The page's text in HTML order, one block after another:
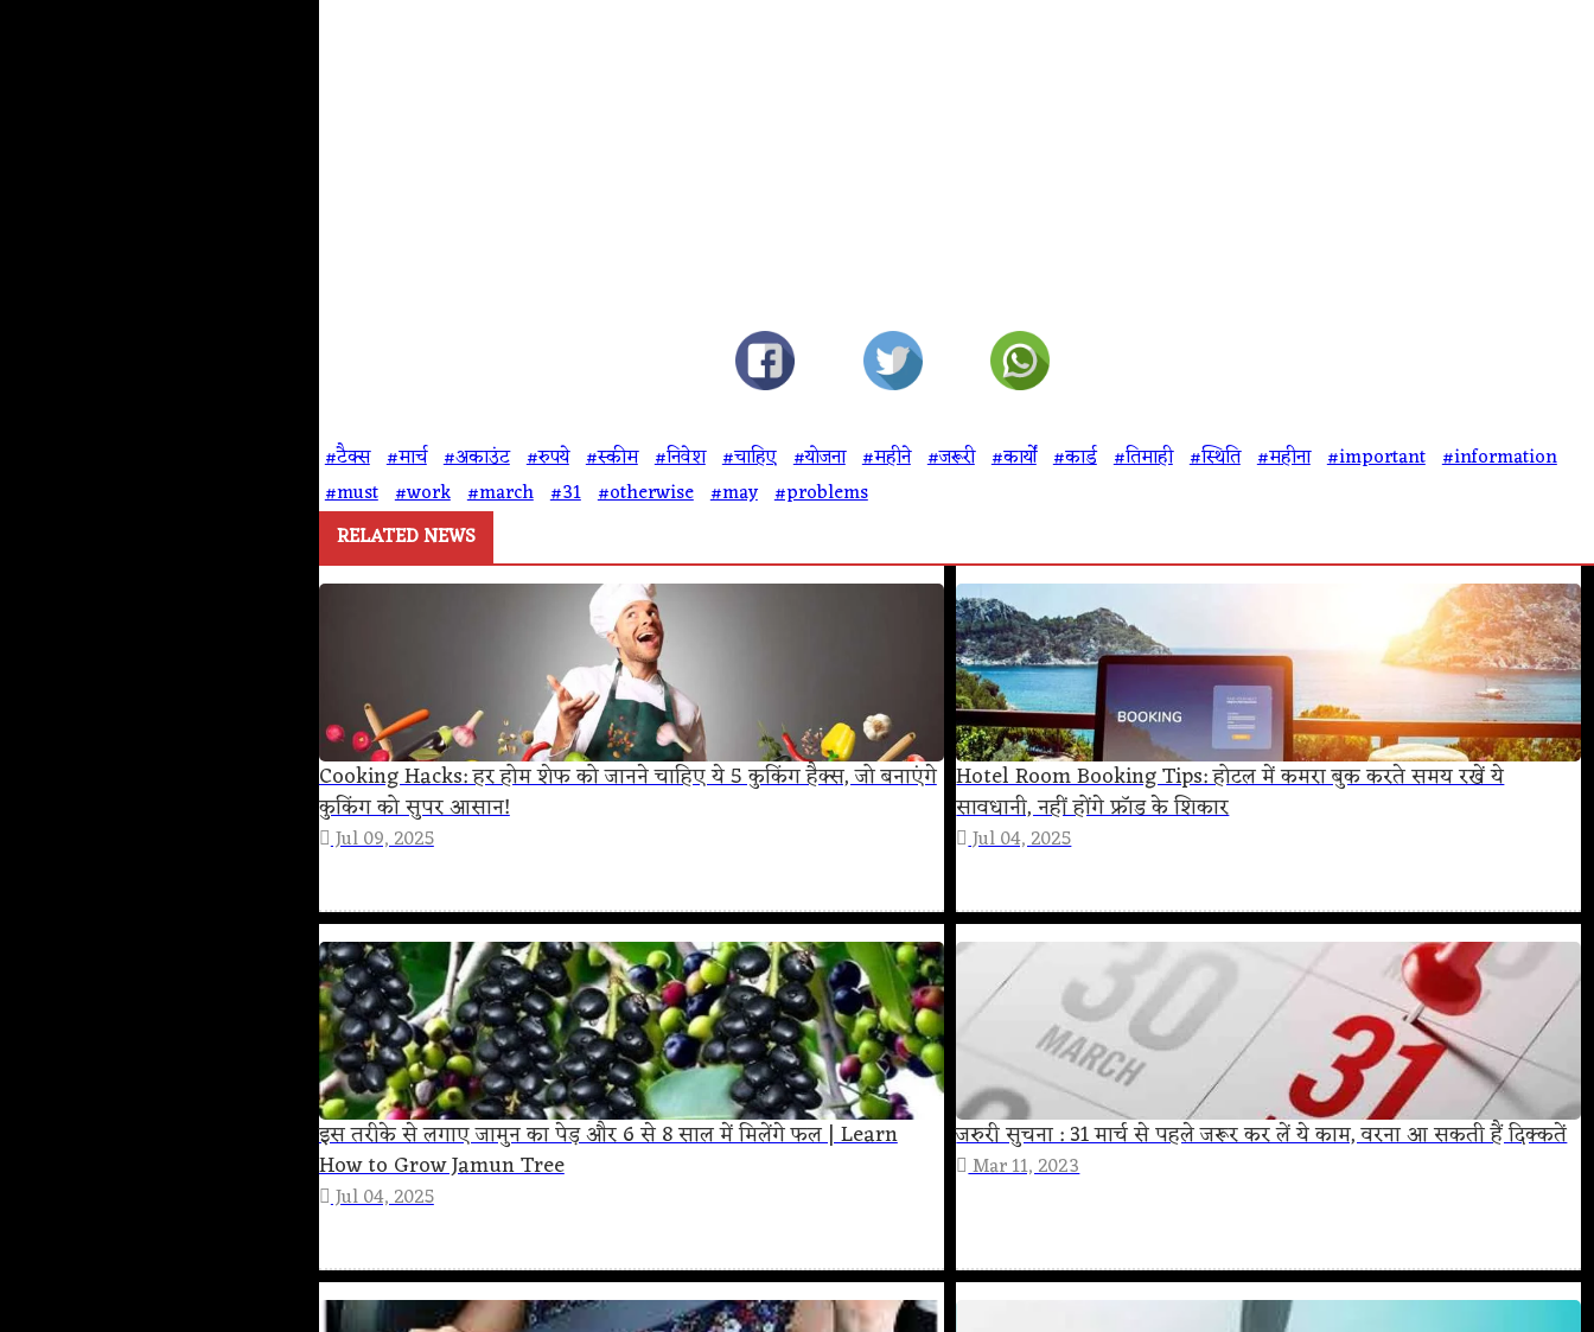
#टैक्स #मार्च #अकाउंट #रुपये #स्कीम #निवेश #चाहिए #योजना #महीने #जरूरी #कार्यों #कार्ड #तिमाही #स्थिति #महीना #important #information
#must #work #march #31 #otherwise #may #problems
RELATED NEWS
Cooking Hacks: हर होम शेफ को जानने चाहिए ये 5 कुकिंग हैक्स, जो बनाएंगे
कुकिंग को सुपर आसान!
Jul 09, 2025
Hotel Room Booking Tips: होटल में कमरा बुक करते समय रखें ये
सावधानी, नहीं होंगे फ्रॉड के शिकार
Jul 04, 2025
इस तरीके से लगाए जामुन का पेड़ और 6 से 8 साल में मिलेंगे फल | Learn
How to Grow Jamun Tree
Jul 04, 2025
जरुरी सुचना : 31 मार्च से पहले जरूर कर लें ये काम, वरना आ सकती हैं दिक्कतें
Mar 11, 2023